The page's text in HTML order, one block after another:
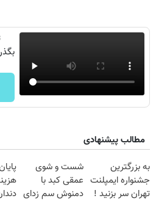
مطالب پیشنهادی
به بزرگترین
جشنواره ایمپلنت
تهران سر بزنید !
شست و شوی
عمقی کبد با
دمنوش سم زدای